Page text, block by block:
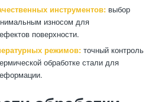
инструментов:выбор
износом для
поверхности.
режимов:точный контроль
обработке стали для